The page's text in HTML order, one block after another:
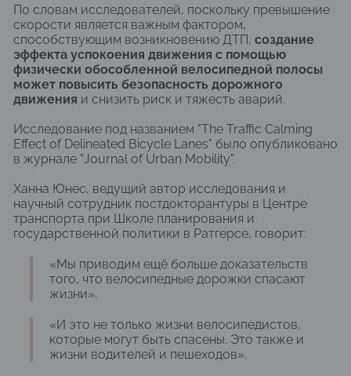
По словам исследователей, поскольку превышение
скорости является важным фактором,
способствующим возникновению ДТП, создание
эффекта успокоения движения с помощью
физически обособленной велосипедной полосы
может повысить безопасность дорожного
движения и снизить риск и тяжесть аварий.
Исследование под названием "The Traffic Calming
Effect of Delineated Bicycle Lanes" было опубликовано
в журнале "Journal of Urban Mobility".
Ханна Юнес, ведущий автор исследования и
научный сотрудник постдокторантуры в Центре
транспорта при Школе планирования и
государственной политики в Ратгерсе, говорит:
«Мы приводим ещё больше доказательств
того, что велосипедные дорожки спасают
жизни»,
«И это не только жизни велосипедистов,
которые могут быть спасены. Это также и
жизни водителей и пешеходов».